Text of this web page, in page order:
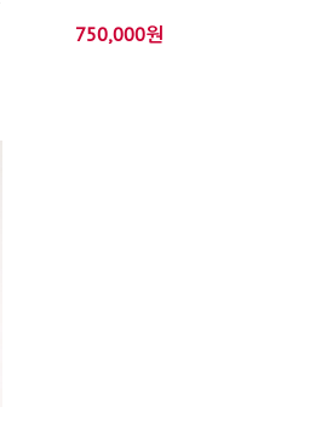
750,000원